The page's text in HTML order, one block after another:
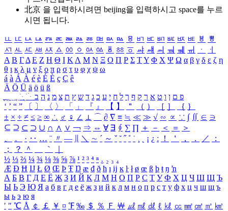
北京 을 입력하시려면 beijing을 입력하시고 space를 누르
시면 됩니다.
ㅥ ㅦ ㅧ ㅨ ㅩ ㅪ ㅫ ㅬ ㅭ ㅮ ㅯ ㅰ ㅱ ㅲ ㅳ ㅴ ㅵ ㅶ ㅷ ㅸ
ㅹ
ㅺ ㅻ ㅼ ㅽ ㅾ ㅿ ㆀ ㆁ ㆂ ㆃ ㆄ ㆅ ㆆ ㆇ ㆈ ㆉ ㆊ ㆋ ㆌ ㆍ
ㆎ
Α Β ΓΔ Ε Ζ Η Θ Ι ΚΛ Μ Ν Ξ Ο Π Ρ Σ ΤΥ Φ Χ Ψ Ω α β γ δ ε ζ η
θ ι κ λ μ ν ξ ο π ρ σ τ υ φ χ ψ ω
á à Á À é è É È ç Ç ê
Ä Ö Ü ä ö ü ß
ִֶֹ ֻּ ׁׂ פ ם ן ו ט א ר ק ף ך ל ח י ע כ ג ד ש ץ ת צ מ נ ה ב
‘ ’ “ ” 〔 〕 〈 〉 「 」 『 』 【 】 ＂ （ ） ［ ］ ｛ ｝
± × ÷ ≠ ≤ ≥ ∞ ∴ ♂ ♀ ∠ ⊥ ⌒ ∂ ∇ ≡ ≒ ≪ ≫ √ ∽ ∝ ∵ ∫ ∬ ∈ ∋
⊆ ⊇ ⊂ ⊃ ∪ ∩ ∧ ∨ ￢ ⇒ ⇔ ∀ ∃ ∮ ∑ ∏ ＋ － ＜ ＝
＞
、
。 · ‥ … ¨ 〃 ― ＼ ∼ ´ ～ ˇ ˘ ˝ ˚ ˙ ¸ ¡ ¿ ː ！ ＇ ， ． ／
：
；
？ ＾ ｀
½ ⅓ ⅔ ¼ ¾ ⅛ ⅜ ⅝ ⅞ ¹ ² ³ ⁴ ⁿ ₁ ₂ ₃ ₄
Æ Ð Ħ Ĳ Ł Ø Œ Þ Ŧ Ŋ æ đ ð ħ ı ĳ ĸ ŀ ł ø œ ß þ ŧ ŋ ŉ
А Б В Г Д Е Ё Ж З И Й К Л М Н О П Р С Т У Ф Х Ц Ч Ш Щ Ъ
Ы Ь Э Ю Я а б в г д е ё ж з и й к л м н о п р с т у ф х ц ч ш щ ъ
ы ь э ю я
′ ″ ℃ Å ￠ ￡ ￥ ¤ ℉ ‰ ＄ ％ Ｆ ￦ ㎕ ㎖ ㎗ ℓ ㎘ ㏄ ㎣ ㎤ ㎥ ㎦